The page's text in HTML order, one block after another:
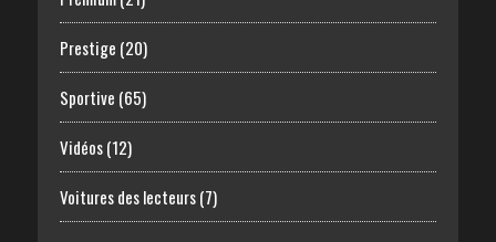
Prestige (20)
Sportive (65)
Vidéos(12)
Voitures des lecteurs(7)